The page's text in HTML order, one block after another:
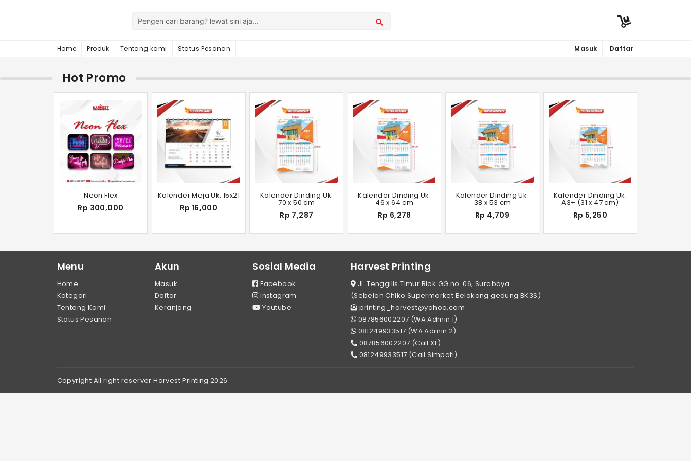
Home Produk Tentang kami Status Pesanan Masuk Daftar
Hot Promo
Neon Flex
Rp 300,000
Kalender Meja Uk. 15x21
Rp 16,000
Kalender Dinding Uk.
70 x 50 cm
Rp 7,287
Kalender Dinding Uk.
46 x 64 cm
Rp 6,278
Kalender Dinding Uk.
38 x 53 cm
Rp 4,709
Kalender Dinding Uk.
A3+ (31 x 47 cm)
Rp 5,250
Menu
Home
Kategori
Tentang Kami
Status Pesanan
Akun
Masuk
Daftar
Keranjang
Sosial Media
Facebook
Instagram
Youtube
Harvest Printing
Jl. Tenggilis Timur Blok GG no. 06, Surabaya
(Sebelah Chiko Supermarket Belakang gedung BK3S)
printing_harvest@yahoo.com
087856002207 (WA Admin 1)
081249933517 (WA Admin 2)
087856002207 (Call XL)
081249933517 (Call Simpati)
Copyright All right reserver Harvest Printing 2026